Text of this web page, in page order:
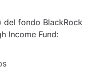
del fondo BlackRock
Income Fund: